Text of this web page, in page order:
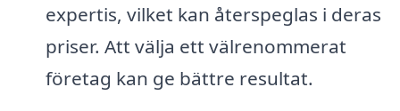
expertis, vilket kan återspeglas i deras
priser. Att välja ett välrenommerat
företag kan ge bättre resultat.